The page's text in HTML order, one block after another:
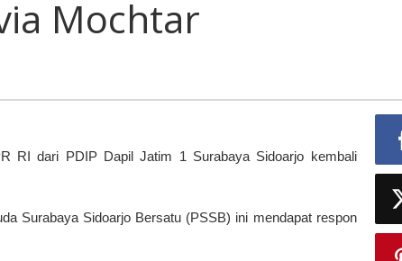
Mochtar
RI dari PDIP Dapil Jatim 1 Surabaya Sidoarjo kembali
Surabaya Sidoarjo Bersatu (PSSB) ini mendapat respon